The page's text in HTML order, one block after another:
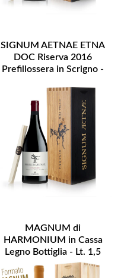
SIGNUM AETNAE ETNA
DOC Riserva 2016
Prefillossera in Scrigno -
MAGNUM di
HARMONIUM in Cassa
Legno Bottiglia - Lt. 1,5
Disponibilità Limitata